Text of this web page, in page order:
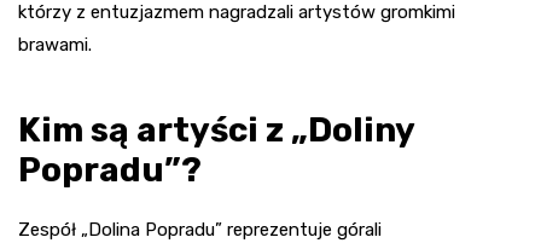
którzy z entuzjazmem nagradzali artystów gromkimi
brawami.
Kim są artyści z „Doliny
Popradu”?
Zespół „Dolina Popradu” reprezentuje górali